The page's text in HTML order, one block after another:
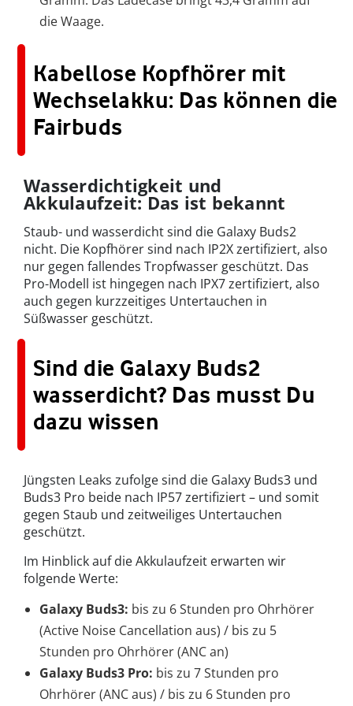
die Waage.
Kabellose Kopfhörer mit
Wechselakku: Das können die
Fairbuds
Wasserdichtigkeit und
Akkulaufzeit: Das ist bekannt
Staub- und wasserdicht sind die Galaxy Buds2
nicht. Die Kopfhörer sind nach IP2X zertifiziert, also
nur gegen fallendes Tropfwasser geschützt. Das
Pro-Modell ist hingegen nach IPX7 zertifiziert, also
auch gegen kurzzeitiges Untertauchen in
Süßwasser geschützt.
Sind die Galaxy Buds2
wasserdicht? Das musst Du
dazu wissen
Jüngsten Leaks zufolge sind die Galaxy Buds3 und
Buds3 Pro beide nach IP57 zertifiziert – und somit
gegen Staub und zeitweiliges Untertauchen
geschützt.
Im Hinblick auf die Akkulaufzeit erwarten wir
folgende Werte:
Galaxy Buds3: bis zu 6 Stunden pro Ohrhörer
(Active Noise Cancellation aus) / bis zu 5
Stunden pro Ohrhörer (ANC an)
Galaxy Buds3 Pro: bis zu 7 Stunden pro
Ohrhörer (ANC aus) / bis zu 6 Stunden pro